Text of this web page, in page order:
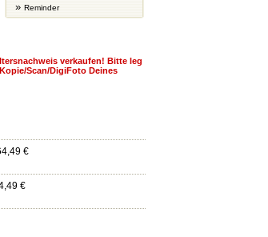
» Reminder
verkaufen! Bitte leg
Scan/DigiFoto Deines
€
€